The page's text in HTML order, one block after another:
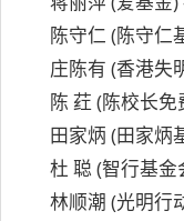
陈守仁 (陈守仁
庄陈有 (香港失
陈 荭 (陈校长
田家炳 (田家炳
杜 聪 (智行基金
林顺潮 (光明行